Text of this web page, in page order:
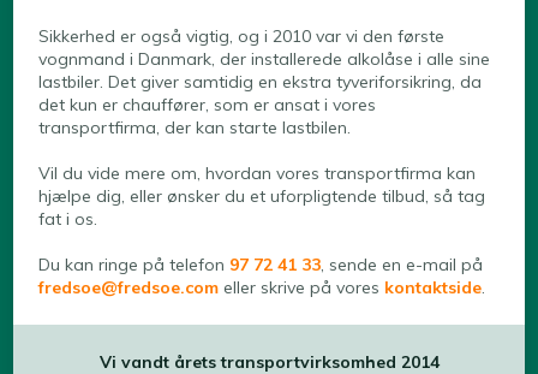
Sikkerhed er også vigtig, og i 2010 var vi den første
vognmand i Danmark, der installerede alkolåse i alle sine
lastbiler. Det giver samtidig en ekstra tyveriforsikring, da
det kun er chauffører, som er ansat i vores
transportfirma, der kan starte lastbilen.
Vil du vide mere om, hvordan vores transportfirma kan
hjælpe dig, eller ønsker du et uforpligtende tilbud, så tag
fat i os.
Du kan ringe på telefon 97 72 41 33, sende en e-mail på
fredsoe@fredsoe.com eller skrive på vores kontaktside.
Vi vandt årets transportvirksomhed 2014​